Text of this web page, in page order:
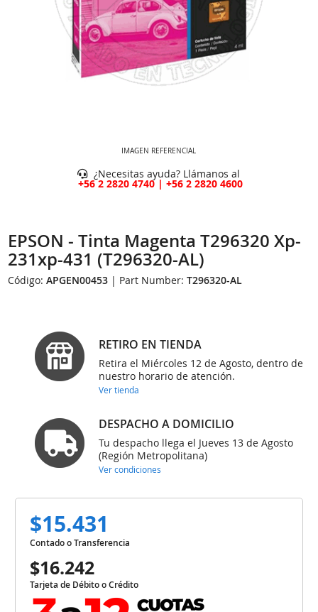
IMAGEN REFERENCIAL
¿Necesitas ayuda? Llámanos al
+56 2 2820 4740 | +56 2 2820 4600
EPSON - Tinta Magenta T296320 Xp-
231xp-431 (T296320-AL)
Código:APGEN00453 | Part Number:T296320-AL
RETIRO EN TIENDA
Retira el Miércoles 12 de Agosto, dentro de
nuestro horario de atención.
Ver tienda
DESPACHO A DOMICILIO
Tu despacho llega el Jueves 13 de Agosto
(Región Metropolitana)
Ver condiciones
$15.431
Contado o Transferencia
$16.242
Tarjeta de Débito o Crédito